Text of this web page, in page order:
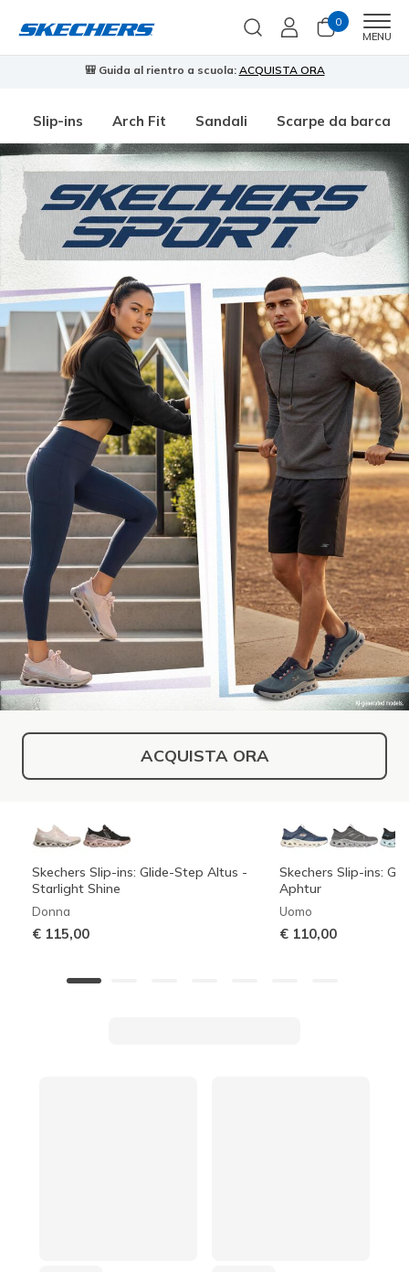
0
MENU
🎒 Guida al rientro a scuola: ACQUISTA ORA
Slip-ins Arch Fit Sandali Scarpe da barca
ACQUISTA ORA
Skechers Slip-ins: Glide-Step Altus -
Starlight Shine
Donna
€ 115,00
Skechers Slip-ins:
Aphtur
Uomo
€ 110,00